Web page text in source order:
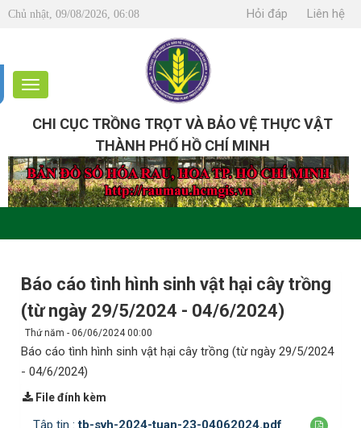
Chủ nhật, 09/08/2026, 06:08 Hỏi đáp Liên hệ
CHI CỤC TRỒNG TRỌT VÀ BẢO VỆ THỰC VẬT
THÀNH PHỐ HỒ CHÍ MINH
Báo cáo tình hình sinh vật hại cây trồng
(từ ngày 29/5/2024 - 04/6/2024)
Thứ năm - 06/06/2024 00:00
Báo cáo tình hình sinh vật hại cây trồng (từ ngày 29/5/2024
- 04/6/2024)
File đính kèm
Tập tin :tb-svh-2024-tuan-23-04062024.pdf